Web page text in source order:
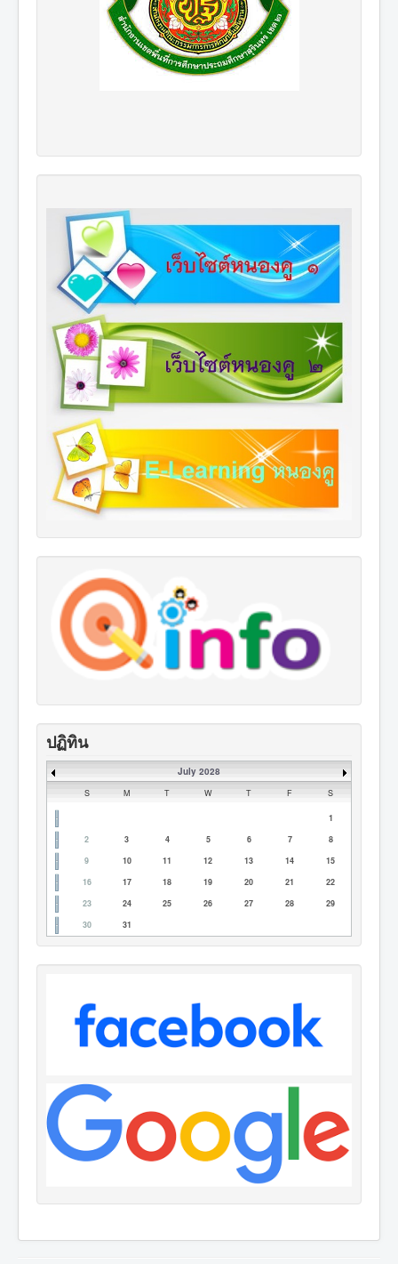
ปฏิทิน
July 2028
S M T W T F S
1
2
3 4 5 6 7
8
9
10 11 12 13 14
15
16
17 18 19 20 21
22
23
24 25 26 27 28
29
30
31